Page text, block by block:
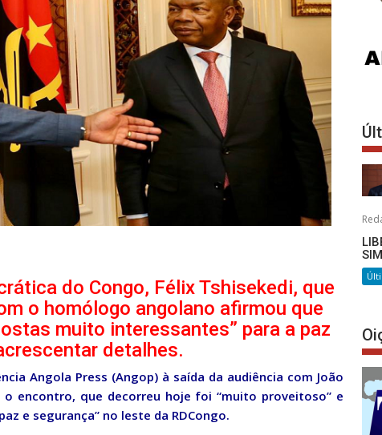
do Congo, Félix Tshisekedi, que
o homólogo angolano afirmou que
muito interessantes” para a paz
detalhes.
Angola Press (Angop) à saída da audiência com João
o encontro, que decorreu hoje foi “muito proveitoso” e
e segurança” no leste da RDCongo.